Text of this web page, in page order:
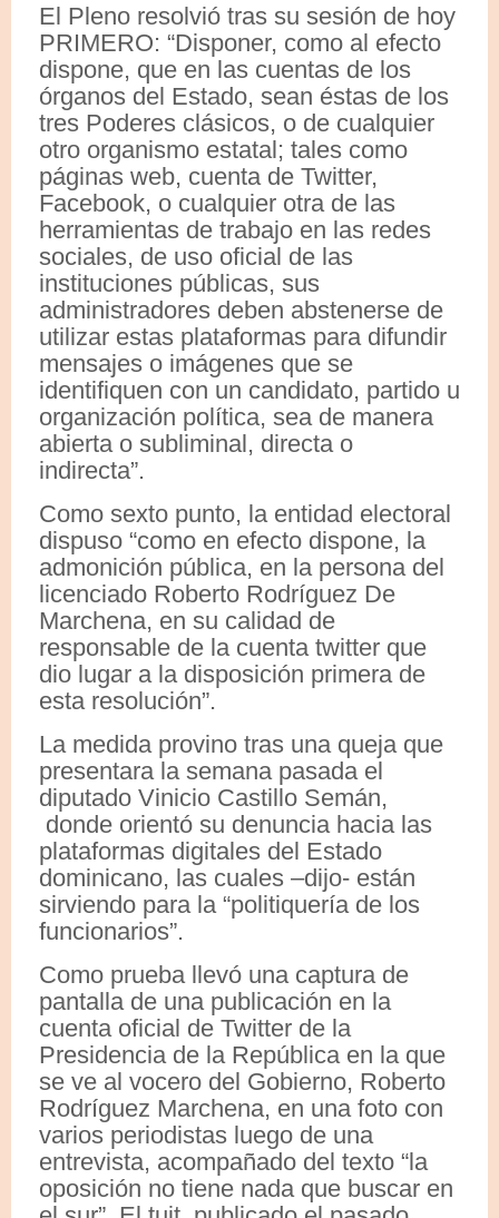
El Pleno resolvió tras su sesión de hoy
PRIMERO: “Disponer, como al efecto
dispone, que en las cuentas de los
órganos del Estado, sean éstas de los
tres Poderes clásicos, o de cualquier
otro organismo estatal; tales como
páginas web, cuenta de Twitter,
Facebook, o cualquier otra de las
herramientas de trabajo en las redes
sociales, de uso oficial de las
instituciones públicas, sus
administradores deben abstenerse de
utilizar estas plataformas para difundir
mensajes o imágenes que se
identifiquen con un candidato, partido u
organización política, sea de manera
abierta o subliminal, directa o
indirecta”.
Como sexto punto, la entidad electoral
dispuso “como en efecto dispone, la
admonición pública, en la persona del
licenciado Roberto Rodríguez De
Marchena, en su calidad de
responsable de la cuenta twitter que
dio lugar a la disposición primera de
esta resolución”.
La medida provino tras una queja que
presentara la semana pasada el
diputado Vinicio Castillo Semán,
donde orientó su denuncia hacia las
plataformas digitales del Estado
dominicano, las cuales –dijo- están
sirviendo para la “politiquería de los
funcionarios”.
Como prueba llevó una captura de
pantalla de una publicación en la
cuenta oficial de Twitter de la
Presidencia de la República en la que
se ve al vocero del Gobierno, Roberto
Rodríguez Marchena, en una foto con
varios periodistas luego de una
entrevista, acompañado del texto “la
oposición no tiene nada que buscar en